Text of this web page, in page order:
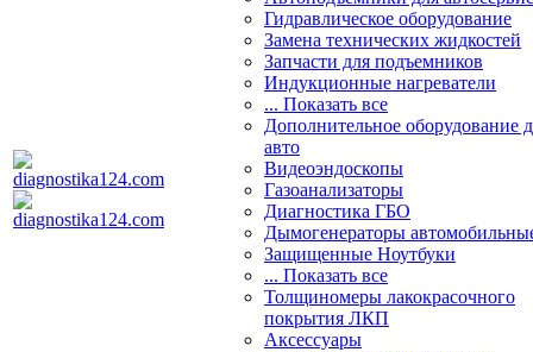
Гидравлическое оборудование
Замена технических жидкостей
Запчасти для подъемников
Индукционные нагреватели
... Показать все
Дополнительное оборудование
авто
Видеоэндоскопы
Газоанализаторы
Диагностика ГБО
Дымогенераторы
Защищенные Ноутбуки
... Показать все
Толщиномеры лакокрасочного
покрытия ЛКП
Аксессуары